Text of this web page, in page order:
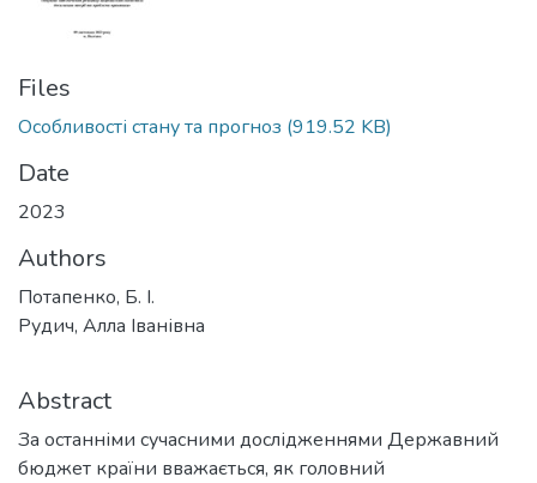
Files
Особливості стану та прогноз (919.52 KB)
Date
2023
Authors
Потапенко, Б. І.
Рудич, Алла Іванівна
Abstract
За останніми сучасними дослідженнями Державний
бюджет країни вважається, як головний